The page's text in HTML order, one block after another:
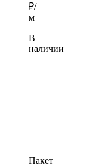
₽/
м
В
наличии
Пакет